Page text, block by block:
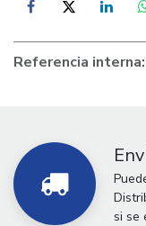
Referencia interna:
si se